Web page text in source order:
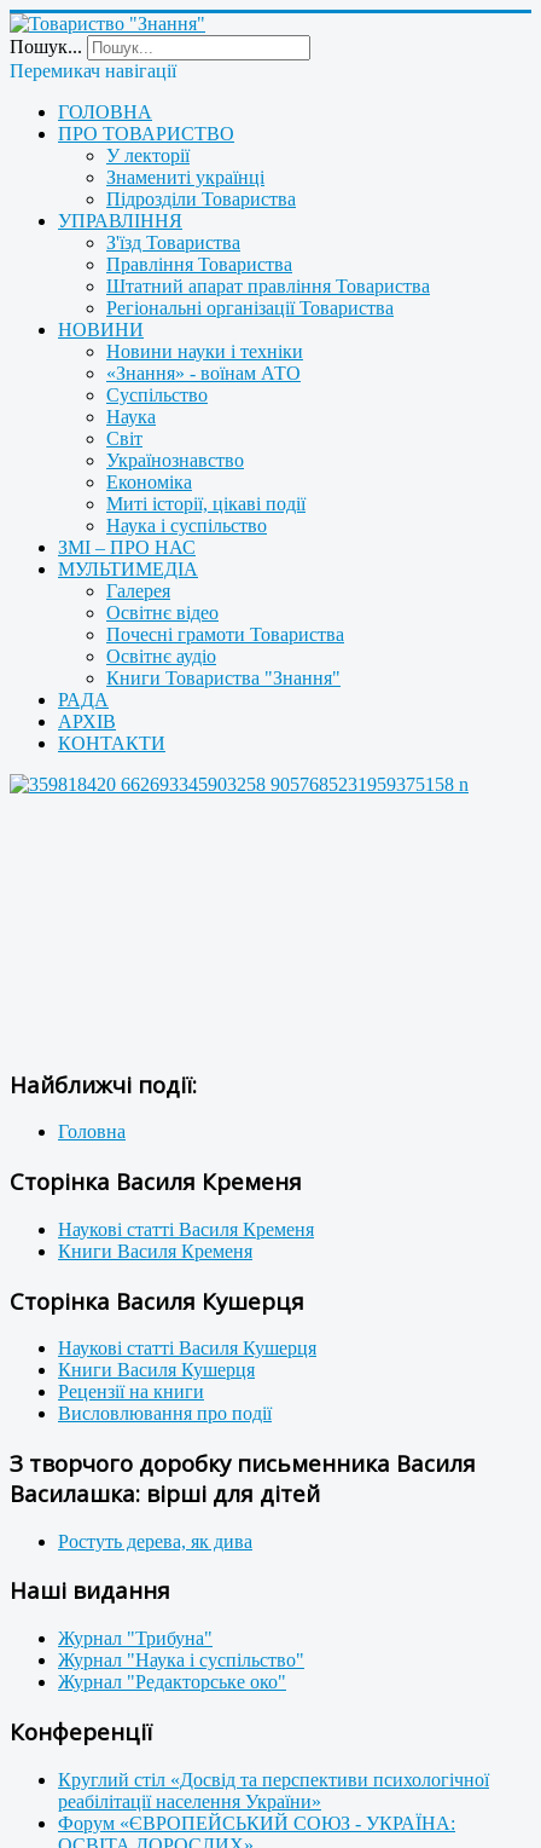
Пошук...
Перемикач навігації
ГОЛОВНА
ПРО ТОВАРИСТВО
У лекторії
Знамениті українці
Підрозділи Товариства
УПРАВЛІННЯ
З'їзд Товариства
Правління Товариства
Штатний апарат правління Товариства
Регіональні організації Товариства
НОВИНИ
Новини науки і техніки
«Знання» - воїнам АТО
Суспільство
Наука
Світ
Українознавство
Економіка
Миті історії, цікаві події
Наука і суспільство
ЗМІ – ПРО НАС
МУЛЬТИМЕДІА
Галерея
Освітнє відео
Почесні грамоти Товариства
Освітнє аудіо
Книги Товариства "Знання"
РАДА
АРХІВ
КОНТАКТИ
Найближчі події:
Головна
Сторінка Василя Кременя
Наукові статті Василя Кременя
Книги Василя Кременя
Сторінка Василя Кушерця
Наукові статті Василя Кушерця
Книги Василя Кушерця
Рецензії на книги
Висловлювання про події
З творчого доробку письменника Василя
Василашка: вірші для дітей
Ростуть дерева, як дива
Наші видання
Журнал "Трибуна"
Журнал "Наука і суспільство"
Журнал "Редакторське око"
Конференції
Круглий стіл «Досвід та перспективи психологічної
реабілітації населення України»
Форум «ЄВРОПЕЙСЬКИЙ СОЮЗ - УКРАЇНА: